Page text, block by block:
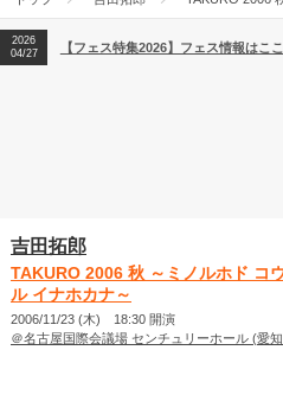
【ライブ動員ランキング】2026年上
2026
04/27
【フェス特集2026】フェス情報はこ
吉田拓郎
TAKURO 2006 秋 ～ミノルホド コ
ル イナホカナ～
2006/11/23 (木) 18:30 開演
＠名古屋国際会議場 センチュリーホール (愛